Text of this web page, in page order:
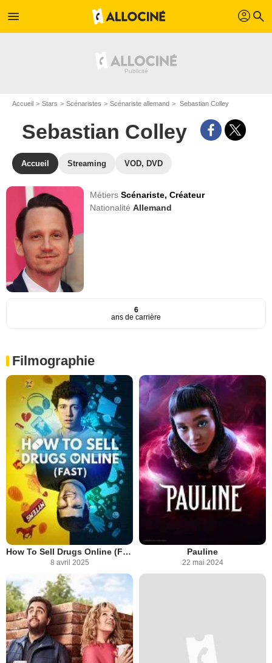
menu profil search
Accueil Stars Scénaristes Scénariste allemand Sebastian Colley
Sebastian Colley
Accueil Streaming VOD, DVD
MétiersScénariste,Créateur
NationalitéAllemand
6
ans de carrière
Filmographie
How To Sell Drugs Online (Fast)
8 avril 2025
Pauline
22 mai 2024